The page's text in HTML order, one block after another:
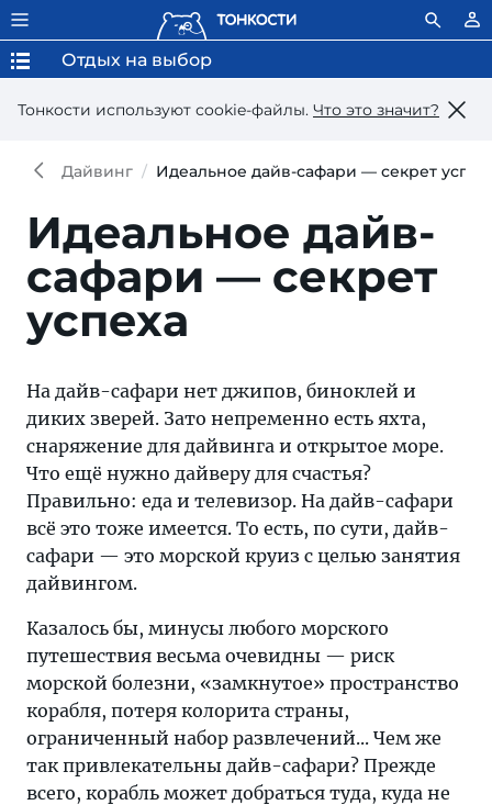
Тонкости используют сookie-файлы. Что это значит?
Отдых на выбор
Дайвинг Идеальное дайв-сафари — секрет
Идеальное дайв-
сафари — секрет
успеха
На дайв-сафари нет джипов, биноклей и
диких зверей. Зато непременно есть яхта,
снаряжение для дайвинга и открытое море.
Что ещё нужно дайверу для счастья?
Правильно: еда и телевизор. На дайв-сафари
всё это тоже имеется. То есть, по сути, дайв-
сафари — это морской круиз с целью занятия
дайвингом.
Казалось бы, минусы любого морского
путешествия весьма очевидны — риск
морской болезни, «замкнутое» пространство
корабля, потеря колорита страны,
ограниченный набор развлечений... Чем же
так привлекательны дайв-сафари? Прежде
всего, корабль может добраться туда, куда не